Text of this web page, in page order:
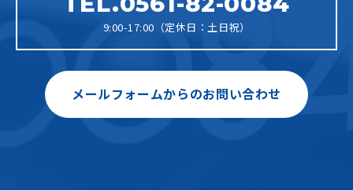
9:00-17:00（定休日：土日祝）
メールフォームからのお問い合わせ